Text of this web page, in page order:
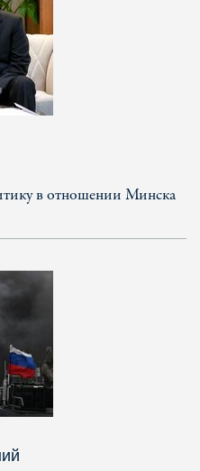
в отношении Минска